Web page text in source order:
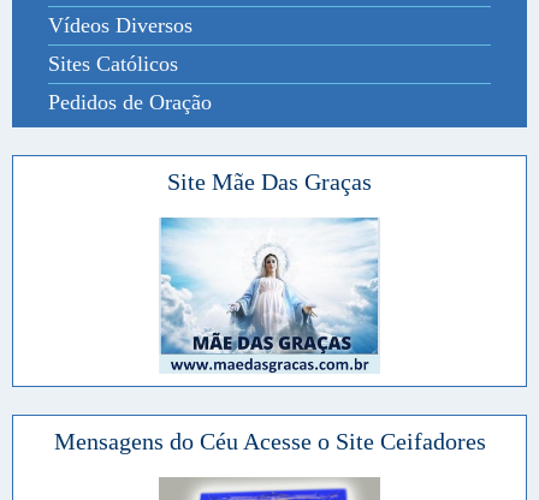
Vídeos Diversos
Sites Católicos
Pedidos de Oração
Site Mãe Das Graças
Mensagens do Céu Acesse o Site Ceifadores